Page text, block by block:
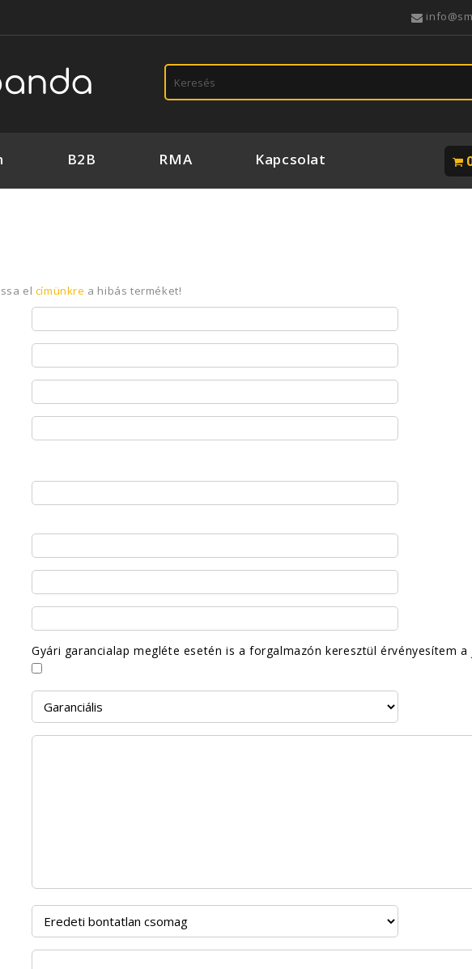
B2B RMA Kapcsolat
el címünkre a hibás terméket!
Gyári garancialap megléte esetén is a forgalmazón keresztül érvényesítem